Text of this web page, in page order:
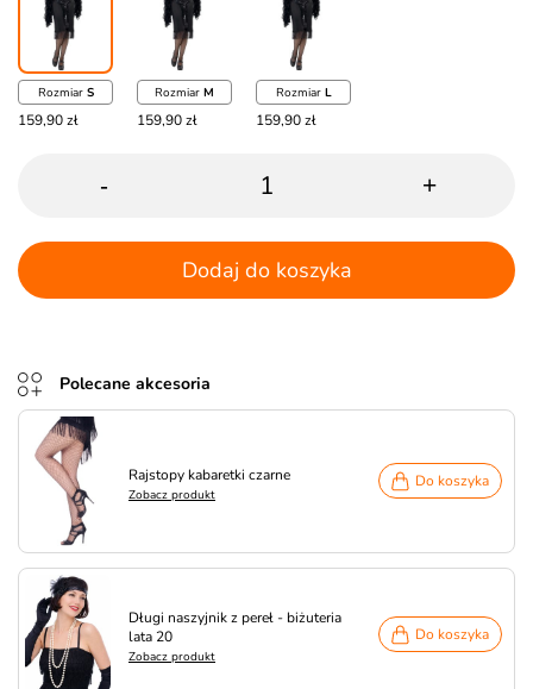
Rozmiar S
159,90 zł
Rozmiar M
159,90 zł
Rozmiar L
159,90 zł
- +
Dodaj do koszyka
Polecane akcesoria
Rajstopy kabaretki czarne
Zobacz produkt
Do koszyka
Długi naszyjnik z pereł - biżuteria
lata 20
Zobacz produkt
Do koszyka